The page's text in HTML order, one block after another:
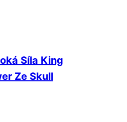
Síla King
Ze Skull